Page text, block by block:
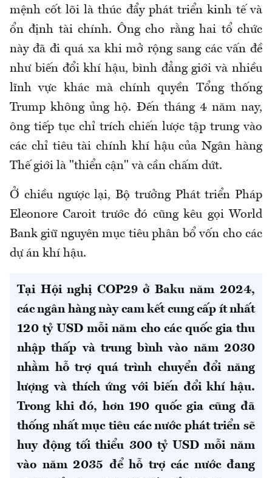
mệnh cốt lõi là thúc đẩy phát triển kinh tế và
ổn định tài chính. Ông cho rằng hai tổ chức
này đã đi quá xa khi mở rộng sang các vấn đề
như biến đổi khí hậu, bình đẳng giới và nhiều
lĩnh vực khác mà chính quyền Tổng thống
Trump không ủng hộ. Đến tháng 4 năm nay,
ông tiếp tục chỉ trích chiến lược tập trung vào
các chỉ tiêu tài chính khí hậu của Ngân hàng
Thế giới là "thiển cận" và cần chấm dứt.
Ở chiều ngược lại, Bộ trưởng Phát triển Pháp
Eleonore Caroit trước đó cũng kêu gọi World
Bank giữ nguyên mục tiêu phân bổ vốn cho các
dự án khí hậu.
Tại Hội nghị COP29 ở Baku năm 2024,
các ngân hàng này cam kết cung cấp ít nhất
120 tỷ USD mỗi năm cho các quốc gia thu
nhập thấp và trung bình vào năm 2030
nhằm hỗ trợ quá trình chuyển đổi năng
lượng và thích ứng với biến đổi khí hậu.
Trong khi đó, hơn 190 quốc gia cũng đã
thống nhất mục tiêu các nước phát triển sẽ
huy động tối thiểu 300 tỷ USD mỗi năm
vào năm 2035 để hỗ trợ các nước đang